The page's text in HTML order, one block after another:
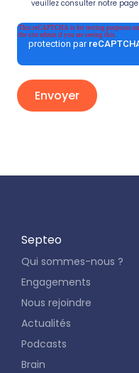
veuillez consulter notre page
Septeo
Qui sommes-nous ?
Engagements
Nous rejoindre
Actualités
Podcasts
Brain